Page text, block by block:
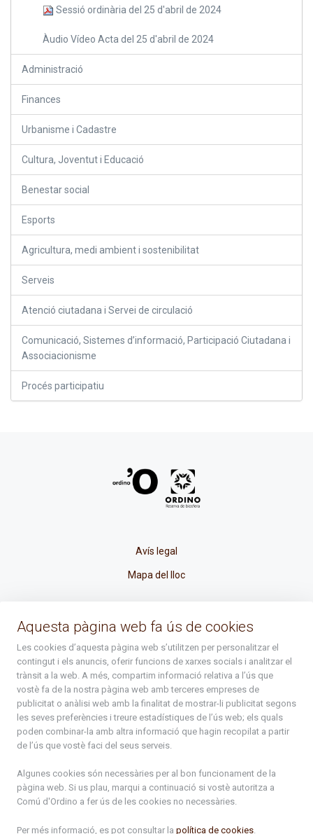
Sessió ordinària del 25 d'abril de 2024
Àudio Vídeo Acta del 25 d'abril de 2024
Administració
Finances
Urbanisme i Cadastre
Cultura, Joventut i Educació
Benestar social
Esports
Agricultura, medi ambient i sostenibilitat
Serveis
Atenció ciutadana i Servei de circulació
Comunicació, Sistemes d’informació, Participació Ciutadana i
Associacionisme
Procés participatiu
Avís legal
Mapa del lloc
atenciociutadana@ordino.ad
+376 878 100
De Dl. a Dv. : de 8 a 16h (els divendres a partir de l'1 de juny
fins al divendres de la setmana de Meritxell : de 8 a 14h)
Rep tota l'actualitat del Comú d'Ordino en el teu correu
Subscriu-te
Aquesta pàgina web fa ús de cookies
Les cookies d’aquesta pàgina web s’utilitzen per personalitzar el
contingut i els anuncis, oferir funcions de xarxes socials i analitzar el
trànsit a la web. A més, compartim informació relativa a l’ús que
vostè fa de la nostra pàgina web amb terceres empreses de
publicitat o anàlisi web amb la finalitat de mostrar-li publicitat segons
les seves preferències i treure estadístiques de l’ús web; els quals
poden combinar-la amb altra informació que hagin recopilat a partir
de l’ús que vostè faci del seus serveis.
Algunes cookies són necessàries per al bon funcionament de la
pàgina web. Si us plau, marqui a continuació si vostè autoritza a
Comú d'Ordino a fer ús de les cookies no necessàries.
Per més informació, es pot consultar la política de cookies.